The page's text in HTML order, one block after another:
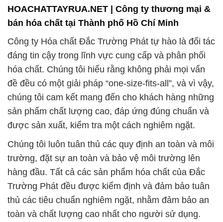
hóa chất. Chúng tôi hiểu rằng không phải mọi vấn
đề đều có một giải pháp “one-size-fits-all”, và vì vậy,
chúng tôi cam kết mang đến cho khách hàng những
sản phẩm chất lượng cao, đáp ứng đúng chuẩn và
được sản xuất, kiểm tra một cách nghiêm ngặt.
Chúng tôi luôn tuân thủ các quy định an toàn và môi
trường, đặt sự an toàn và bảo vệ môi trường lên
hàng đầu. Tất cả các sản phẩm hóa chất của Đắc
Trường Phát đều được kiểm định và đảm bảo tuân
thủ các tiêu chuẩn nghiêm ngặt, nhằm đảm bảo an
toàn và chất lượng cao nhất cho người sử dụng.
Chúng tôi không chỉ là đơn vị cung cấp cho lĩnh vực
nông nghiệp mà còn chú trọng đến nhiều ngành
công nghiệp khác nhau. Điều này đồng nghĩa với
việc chúng tôi cung cấp các sản phẩm an toàn,